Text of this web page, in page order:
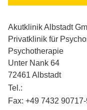
Akutklinik Albstadt
Privatklinik für
Psychotherapie
Unter Nank 64
72461Albstadt
Tel.:
Fax: +49 7432